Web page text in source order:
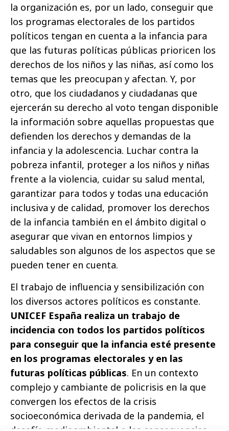
la organización es, por un lado, conseguir que
los programas electorales de los partidos
políticos tengan en cuenta a la infancia para
que las futuras políticas públicas prioricen los
derechos de los niños y las niñas, así como los
temas que les preocupan y afectan. Y, por
otro, que los ciudadanos y ciudadanas que
ejercerán su derecho al voto tengan disponible
la información sobre aquellas propuestas que
defienden los derechos y demandas de la
infancia y la adolescencia. Luchar contra la
pobreza infantil, proteger a los niños y niñas
frente a la violencia, cuidar su salud mental,
garantizar para todos y todas una educación
inclusiva y de calidad, promover los derechos
de la infancia también en el ámbito digital o
asegurar que vivan en entornos limpios y
saludables son algunos de los aspectos que se
pueden tener en cuenta.
El trabajo de influencia y sensibilización con
los diversos actores políticos es constante.
UNICEF España realiza un trabajo de
incidencia con todos los partidos políticos
para conseguir que la infancia esté presente
en los programas electorales y en las
futuras políticas públicas. En un contexto
complejo y cambiante de policrisis en la que
convergen los efectos de la crisis
socioeconómica derivada de la pandemia, el